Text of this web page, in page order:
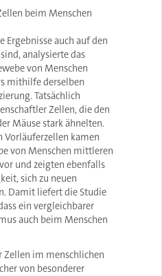
beim Menschen
Ergebnisse auch auf den
analysierte das
von Menschen
mithilfe derselben
Tatsächlich
Zellen, die den
Mäuse stark ähnelten.
Vorläuferzellen kamen
von Menschen mittleren
und zeigten ebenfalls
sich zu neuen
Damit liefert die Studie
ein vergleichbarer
auch beim Menschen
Zellen im menschlichen
von besonderer